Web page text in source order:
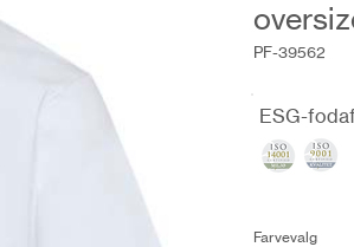
PF-39562
ESG-
Farvevalg